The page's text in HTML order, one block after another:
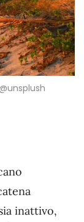
inattivo,